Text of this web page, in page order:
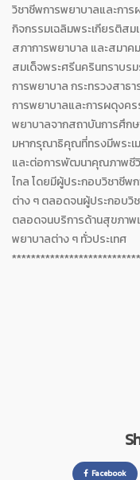
วิชาชีพการพยาบาลและกา
กิจกรรมเฉลิมพระเกียรติส
สภาการพยาบาล และสมาค
สมเด็จพระศรีนครินทราบร
การพยาบาล กระทรวงสาธ
การพยาบาลและการผดุงค
พยาบาลจากสถาบันการศึก
มหากรุณาธิคุณที่ทรงมีพระเ
และต่อการพัฒนาคุณภาพชีวิ
ไกล โดยมีผู้ประกอบวิชาชีพ
ต่าง ๆ ตลอดจนผู้ประกอบวิ
ตลอดจนบริการด้านสุขภาพ
พยาบาลต่าง ๆ ทั่วประเทศ
Facebook